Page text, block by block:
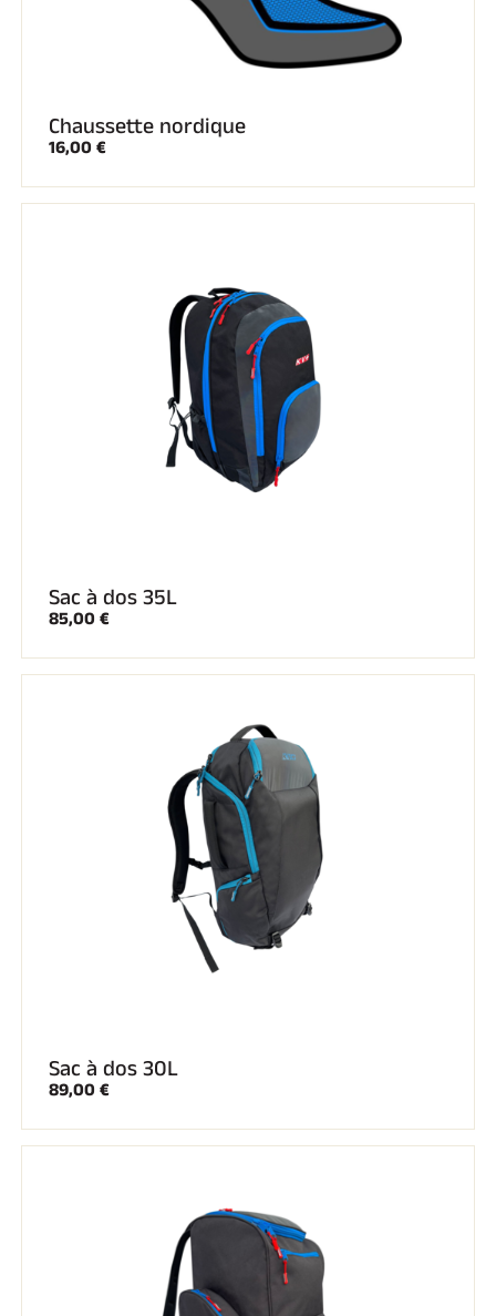
EQUITATION
SKI COMPÉTITION
SKI TOUT TERRAIN
SKI DE FOND
Chaussette nordique
16,00 €
Sac à dos 35L
85,00 €
Sac à dos 30L
89,00 €